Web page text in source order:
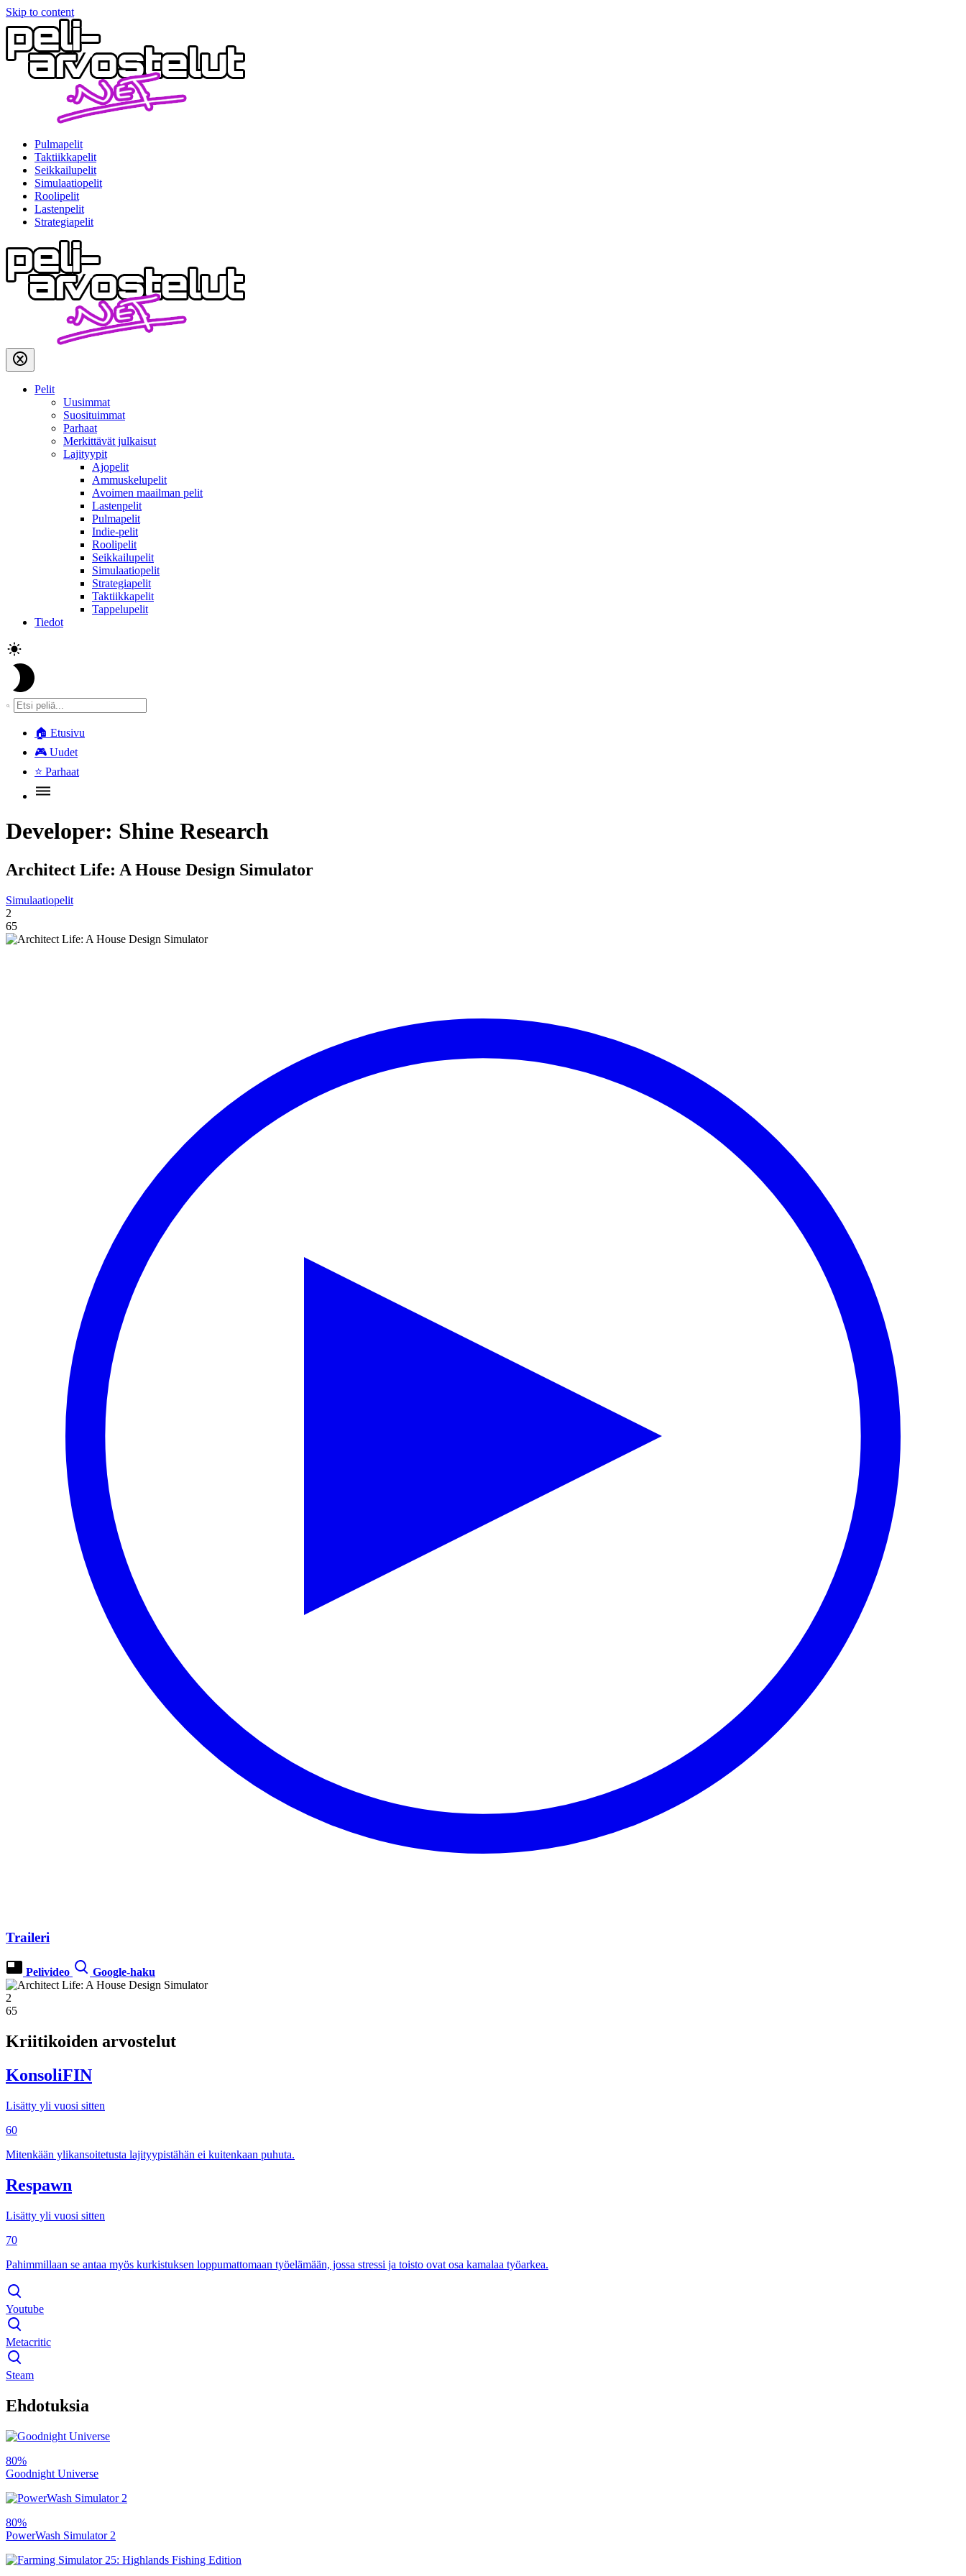
Skip to content
Pulmapelit
Taktiikkapelit
Seikkailupelit
Simulaatiopelit
Roolipelit
Lastenpelit
Strategiapelit
Pelit
Uusimmat
Suosituimmat
Parhaat
Merkittävät julkaisut
Lajityypit
Ajopelit
Ammuskelupelit
Avoimen maailman pelit
Lastenpelit
Pulmapelit
Indie-pelit
Roolipelit
Seikkailupelit
Simulaatiopelit
Strategiapelit
Taktiikkapelit
Tappelupelit
Tiedot
🏠 Etusivu
🎮 Uudet
⭐ Parhaat
Developer: Shine Research
Architect Life: A House Design Simulator
Simulaatiopelit
2
65
Traileri
Pelivideo Google-haku
2
65
Kriitikoiden arvostelut
KonsoliFIN
Lisätty yli vuosi sitten
60
Mitenkään ylikansoitetusta lajityypistähän ei kuitenkaan puhuta.
Respawn
Lisätty yli vuosi sitten
70
Pahimmillaan se antaa myös kurkistuksen loppumattomaan työelämään, jossa stressi ja toisto ovat osa kamalaa työarkea.
Youtube
Metacritic
Steam
Ehdotuksia
80%
Goodnight Universe
80%
PowerWash Simulator 2